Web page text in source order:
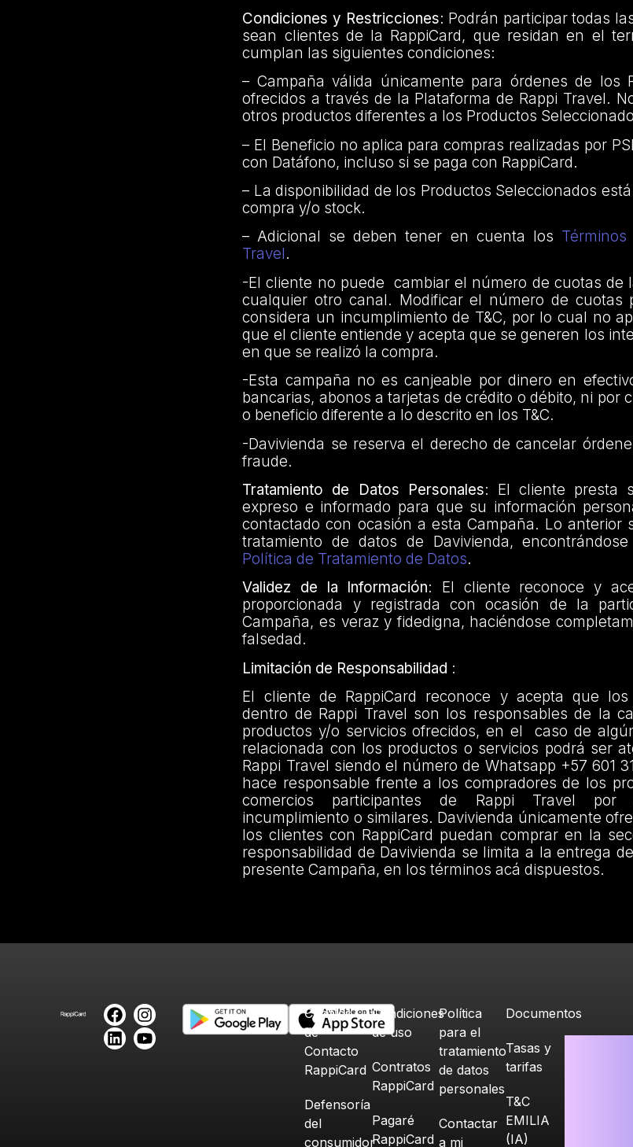
Condiciones y Restricciones: Podrán participar todas
sean clientes de la RappiCard, que residan en el
cumplan las siguientes condiciones:
– Campaña válida únicamente para órdenes de los
ofrecidos a través de la Plataforma de Rappi Travel.
otros productos diferentes a los Productos
– El Beneficio no aplica para compras realizadas por
con Datáfono, incluso si se paga con RappiCard.
– La disponibilidad de los Productos Seleccionados
compra y/o stock.
– Adicional se deben tener en cuenta los
Travel.
-El cliente no puede cambiar el número de cuotas de
cualquier otro canal. Modificar el número de cuotas
considera un incumplimiento de T&C, por lo cual no
que el cliente entiende y acepta que se generen los
en que se realizó la compra.
-Esta campaña no es canjeable por dinero en
bancarias, abonos a tarjetas de crédito o débito, ni por
o beneficio diferente a lo descrito en los T&C.
-Davivienda se reserva el derecho de cancelar
fraude.
Tratamiento de Datos Personales: El cliente presta
expreso e informado para que su información
contactado con ocasión a esta Campaña. Lo anterior
tratamiento de datos de Davivienda,
Política de Tratamiento de Datos.
Validez de la Información: El cliente reconoce y
proporcionada y registrada con ocasión de la
Campaña, es veraz y fidedigna, haciéndose
falsedad.
Limitación de Responsabilidad :
El cliente de RappiCard reconoce y acepta que los
dentro de Rappi Travel son los responsables de la
productos y/o servicios ofrecidos, en el caso de
relacionada con los productos o servicios podrá ser
Rappi Travel siendo el número de Whatsapp +57 601
hace responsable frente a los compradores de los
comercios participantes de Rappi Travel por
incumplimiento o similares. Davivienda únicamente
los clientes con RappiCard puedan comprar en la
responsabilidad de Davivienda se limita a la entrega
presente Campaña, en los términos acá dispuestos.
Canales
de
Contacto
RappiCard
Defensoría
del
consumidor
Condiciones
de uso
Contratos
RappiCard
Pagaré
RappiCard
Política
para el
tratamiento
de datos
personales
Contactar
a mi
Documentos
Tasas y
tarifas
T&C
EMILIA
(IA)